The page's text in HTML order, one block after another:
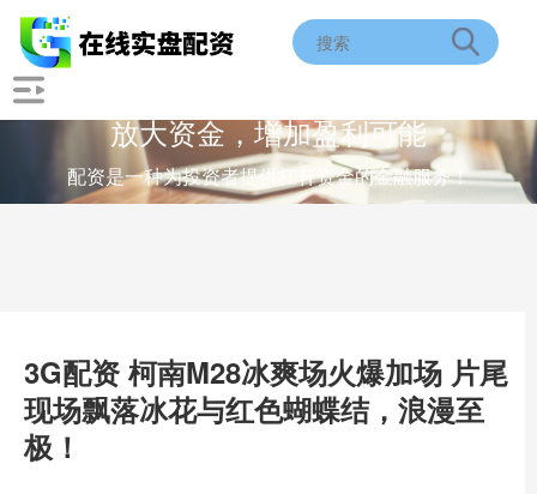
放大资金，增加盈利可能
配资是一种为投资者提供杠杆资金的金融服务！
3G配资 柯南M28冰爽场火爆加场 片尾
现场飘落冰花与红色蝴蝶结，浪漫至
极！